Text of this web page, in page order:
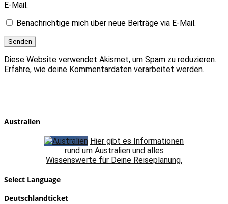
E-Mail.
Benachrichtige mich über neue Beiträge via E-Mail.
Diese Website verwendet Akismet, um Spam zu reduzieren.
Erfahre, wie deine Kommentardaten verarbeitet werden.
Australien
Hier gibt es Informationen
rund um Australien und alles
Wissenswerte für Deine Reiseplanung.
Select Language
Deutschlandticket